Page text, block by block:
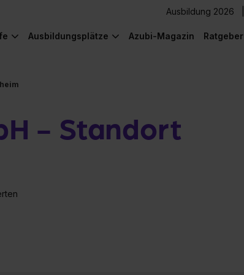
Ausbildung 2026
Ausbildungsplätze Azubi-Magazin Ratgeber
- Standort